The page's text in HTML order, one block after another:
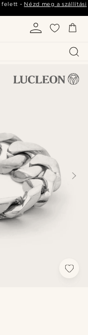
felett - Nézd meg a szállítási